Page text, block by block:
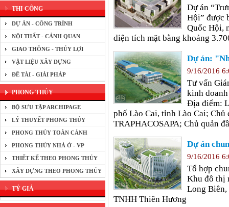
THI CÔNG
DỰ ÁN - CÔNG TRÌNH
NỘI THẤT - CẢNH QUAN
GIAO THÔNG - THỦY LỢI
VẬT LIỆU XÂY DỰNG
ĐỀ TÀI - GIẢI PHÁP
PHONG THỦY
BỘ SƯU TẬP ARCHIPAGE
LÝ THUYẾT PHONG THỦY
PHONG THỦY TOÀN CẢNH
PHONG THỦY NHÀ Ở - VP
THIẾT KẾ THEO PHONG THỦY
XÂY DỰNG THEO PHONG THỦY
TỶ GIÁ
Dự án
Hội” được
Quốc Hội,
diện tích mặt bằng khoảng
Dự án:
9/16/2016
Tư vấn
kinh
Địa điểm:
phố Lào Cai, tỉnh Lào Cai;
TRAPHACOSAPA; Chủ quản
Dự án
9/16/2016
Tổ hợp
Khu đô thị
Long Biên,
TNHH Thiên Hương